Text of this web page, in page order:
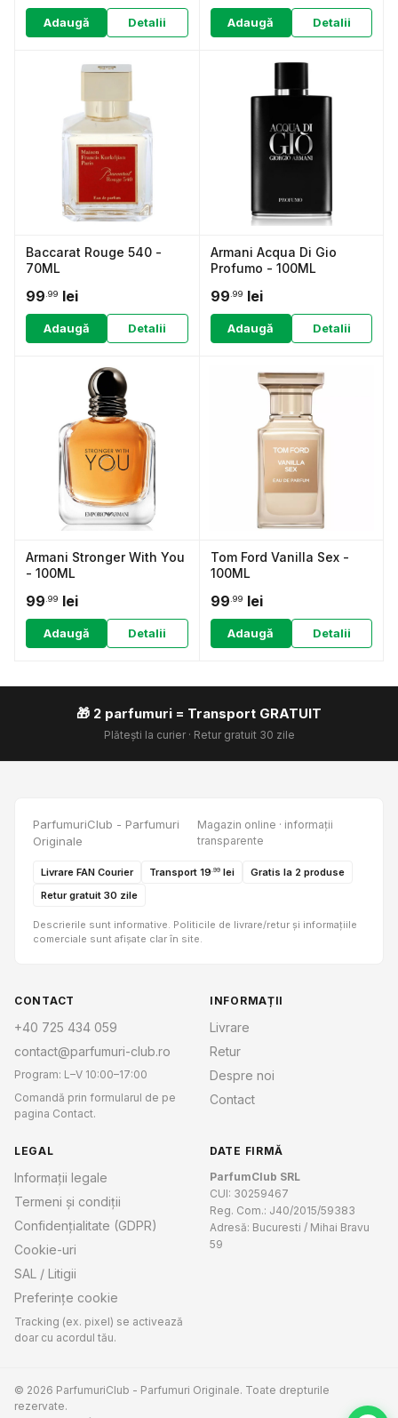
Adaugă Detalii Adaugă Detalii
Baccarat Rouge 540 -
70ML
99 .99 lei
Adaugă Detalii
Armani Acqua Di Gio
Profumo - 100ML
99 .99 lei
Adaugă Detalii
Armani Stronger With You
- 100ML
99 .99 lei
Adaugă Detalii
Tom Ford Vanilla Sex -
100ML
99 .99 lei
Adaugă Detalii
🎁 2 parfumuri = Transport GRATUIT
Plătești la curier · Retur gratuit 30 zile
ParfumuriClub - Parfumuri
Originale
Magazin online · informații
transparente
Livrare FAN Courier Transport 19.99 lei
Gratis la 2 produse
Retur gratuit 30 zile
Descrierile sunt informative. Politicile de livrare/retur și informațiile
comerciale sunt afișate clar în site.
CONTACT
+40 725 434 059
contact@parfumuri-club.ro
Program: L–V 10:00–17:00
Comandă prin formularul de pe
pagina Contact.
INFORMAȚII
Livrare
Retur
Despre noi
Contact
LEGAL
Informații legale
Termeni și condiții
Confidențialitate (GDPR)
Cookie-uri
SAL / Litigii
Preferințe cookie
Tracking (ex. pixel) se activează
doar cu acordul tău.
DATE FIRMĂ
ParfumClub SRL
CUI: 30259467
Reg. Com.: J40/2015/59383
Adresă: Bucuresti / Mihai Bravu
59
© 2026 ParfumuriClub - Parfumuri Originale. Toate drepturile
rezervate.